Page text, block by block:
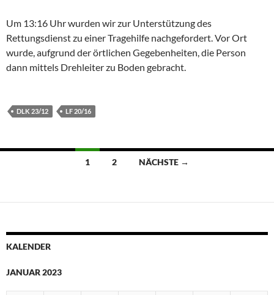
Um 13:16 Uhr wurden wir zur Unterstützung des
Rettungsdienst zu einer Tragehilfe nachgefordert. Vor Ort
wurde, aufgrund der örtlichen Gegebenheiten, die Person
dann mittels Drehleiter zu Boden gebracht.
DLK 23/12 LF 20/16
Beitragsnavigation
1 2 NÄCHSTE →
KALENDER
JANUAR 2023